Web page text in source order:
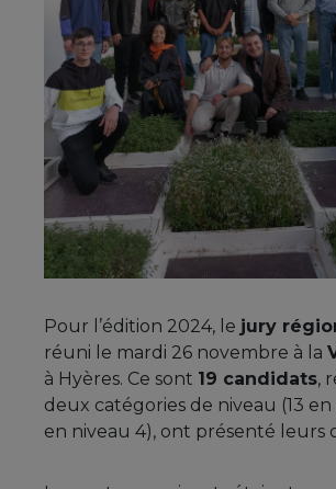
Pour l’édition 2024, le jury
réuni le mardi 26 novembre à la
à Hyères. Ce sont 19 candidats,
deux catégories de niveau (13
en niveau 4), ont présenté leurs